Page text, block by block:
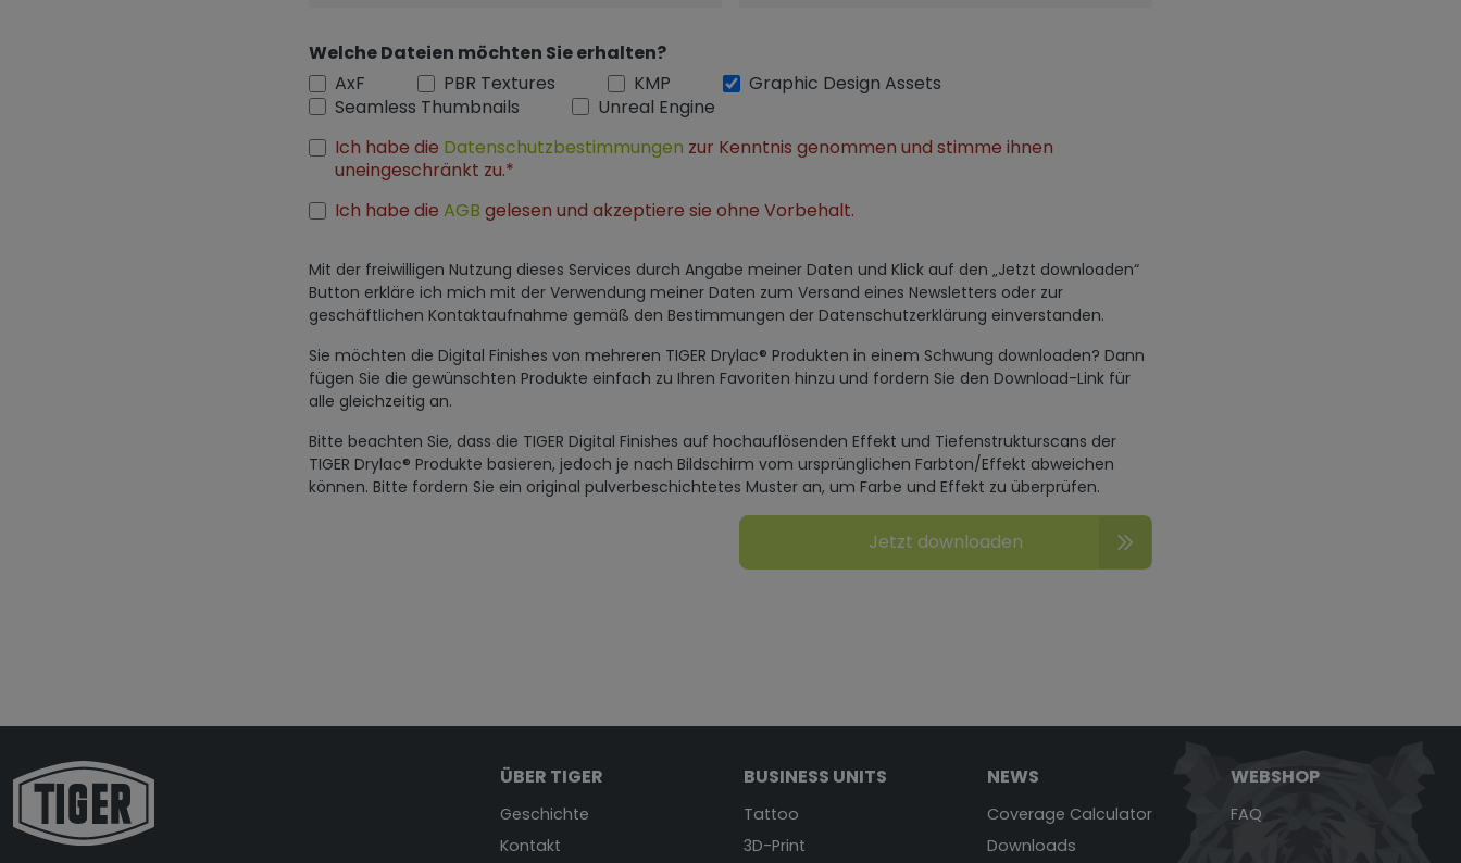
Welche Dateien möchten Sie erhalten?
AxF
PBR Textures KMP
Graphic Design Assets
Seamless Thumbnails
Unreal Engine
Ich habe die Datenschutzbestimmungen zur Kenntnis genommen und stimme ihnen
uneingeschränkt zu.*
Ich habe die AGB gelesen und akzeptiere sie ohne Vorbehalt.
Mit der freiwilligen Nutzung dieses Services durch Angabe meiner Daten und Klick auf den „Jetzt downloaden“
Button erkläre ich mich mit der Verwendung meiner Daten zum Versand eines Newsletters oder zur
geschäftlichen Kontaktaufnahme gemäß den Bestimmungen der Datenschutzerklärung einverstanden.
Sie möchten die Digital Finishes von mehreren TIGER Drylac® Produkten in einem Schwung downloaden? Dann
fügen Sie die gewünschten Produkte einfach zu Ihren Favoriten hinzu und fordern Sie den Download-Link für
alle gleichzeitig an.
Bitte beachten Sie, dass die TIGER Digital Finishes auf hochauflösenden Effekt und Tiefenstrukturscans der
TIGER Drylac® Produkte basieren, jedoch je nach Bildschirm vom ursprünglichen Farbton/Effekt abweichen
können. Bitte fordern Sie ein original pulverbeschichtetes Muster an, um Farbe und Effekt zu überprüfen.
Jetzt downloaden
ÜBER TIGER
Geschichte
Kontakt
BUSINESS UNITS
Tattoo
3D-Print
NEWS
Coverage Calculator
Downloads
WEBSHOP
FAQ